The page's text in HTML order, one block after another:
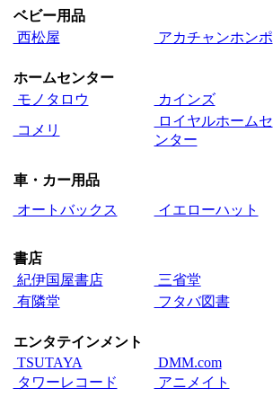
ベビー用品
西松屋
アカチャンホンポ
ホームセンター
モノタロウ
カインズ
コメリ
ロイヤルホームセ
ンター
車・カー用品
オートバックス
イエローハット
書店
紀伊国屋書店
三省堂
有隣堂
フタバ図書
エンタテインメント
TSUTAYA
DMM.com
タワーレコード
アニメイト